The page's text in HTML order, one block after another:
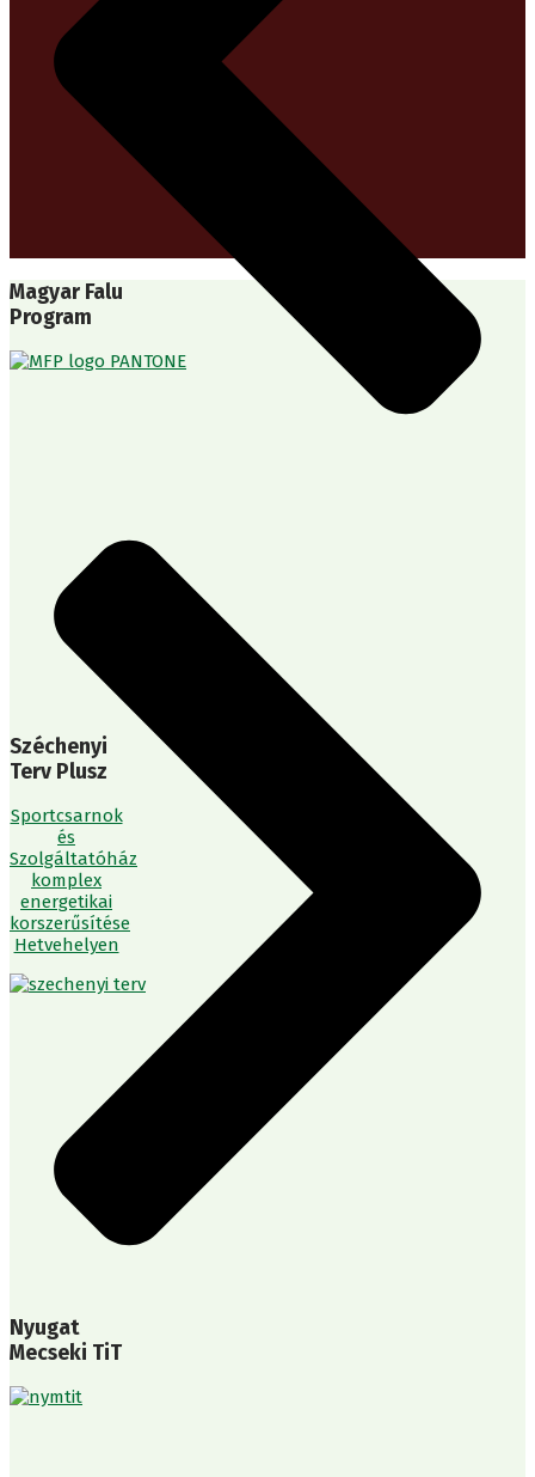
Magyar Falu
Program
Széchenyi
Terv Plusz
Sportcsarnok
és
Szolgáltatóház
komplex
energetikai
korszerűsítése
Hetvehelyen
Nyugat
Mecseki TiT